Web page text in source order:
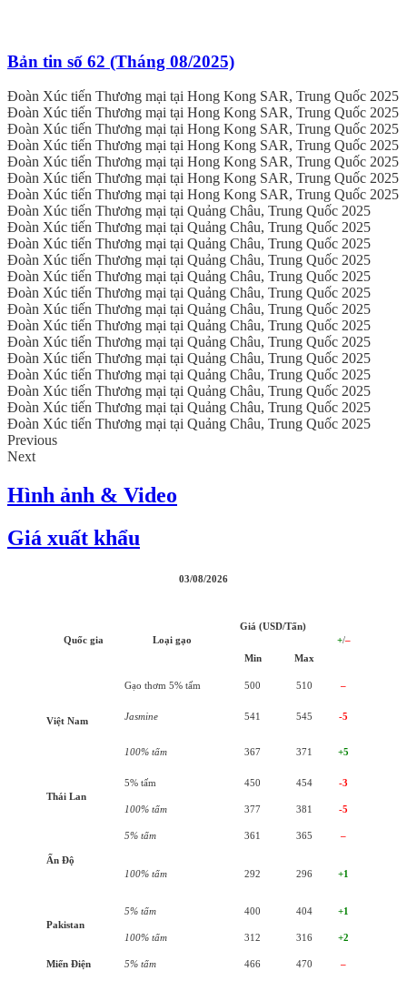
Bản tin số 62 (Tháng 08/2025)
Đoàn Xúc tiến Thương mại tại Hong Kong SAR, Trung Quốc 2025
Đoàn Xúc tiến Thương mại tại Hong Kong SAR, Trung Quốc 2025
Đoàn Xúc tiến Thương mại tại Hong Kong SAR, Trung Quốc 2025
Đoàn Xúc tiến Thương mại tại Hong Kong SAR, Trung Quốc 2025
Đoàn Xúc tiến Thương mại tại Hong Kong SAR, Trung Quốc 2025
Đoàn Xúc tiến Thương mại tại Hong Kong SAR, Trung Quốc 2025
Đoàn Xúc tiến Thương mại tại Hong Kong SAR, Trung Quốc 2025
Đoàn Xúc tiến Thương mại tại Quảng Châu, Trung Quốc 2025
Đoàn Xúc tiến Thương mại tại Quảng Châu, Trung Quốc 2025
Đoàn Xúc tiến Thương mại tại Quảng Châu, Trung Quốc 2025
Đoàn Xúc tiến Thương mại tại Quảng Châu, Trung Quốc 2025
Đoàn Xúc tiến Thương mại tại Quảng Châu, Trung Quốc 2025
Đoàn Xúc tiến Thương mại tại Quảng Châu, Trung Quốc 2025
Đoàn Xúc tiến Thương mại tại Quảng Châu, Trung Quốc 2025
Đoàn Xúc tiến Thương mại tại Quảng Châu, Trung Quốc 2025
Đoàn Xúc tiến Thương mại tại Quảng Châu, Trung Quốc 2025
Đoàn Xúc tiến Thương mại tại Quảng Châu, Trung Quốc 2025
Đoàn Xúc tiến Thương mại tại Quảng Châu, Trung Quốc 2025
Đoàn Xúc tiến Thương mại tại Quảng Châu, Trung Quốc 2025
Đoàn Xúc tiến Thương mại tại Quảng Châu, Trung Quốc 2025
Đoàn Xúc tiến Thương mại tại Quảng Châu, Trung Quốc 2025
Previous
Next
Hình ảnh & Video
Giá xuất khẩu
03/08/2026
Quốc gia Loại gạo
Giá (USD/Tấn)
+/–
Min
Max
Việt Nam
Gạo thơm 5% tấm 500 510 –
Jasmine 541 545 -5
100% tấm 367 371 +5
Thái Lan
5% tấm 450 454 -3
100% tấm 377 381 -5
Ấn Độ
5% tấm 361 365 –
100% tấm 292 296 +1
Pakistan
5% tấm 400 404 +1
100% tấm 312 316 +2
Miến Điện 5% tấm 466 470 –